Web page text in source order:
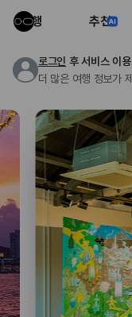
여행 추천
로그인 후 서비스 이용
더 많은 여행 정보가